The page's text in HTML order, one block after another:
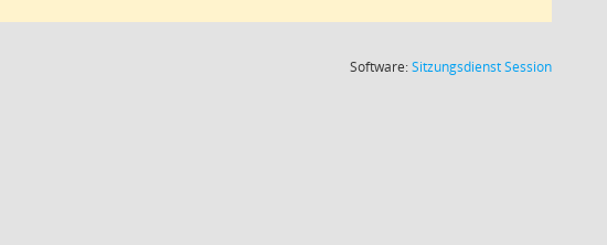
Software:SitzungsdienstSession(Wird in